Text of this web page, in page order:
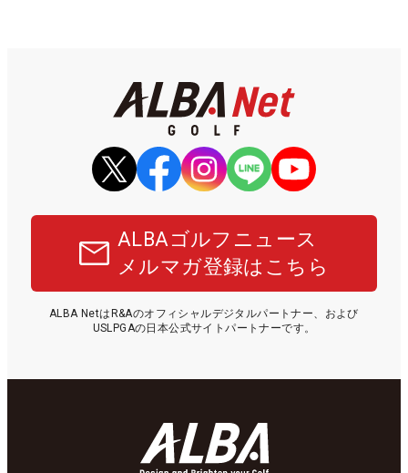
ALBAゴルフニュース
メルマガ登録はこちら
ALBA NetはR&Aのオフィシャルデジタルパートナー、および
USLPGAの日本公式サイトパートナーです。